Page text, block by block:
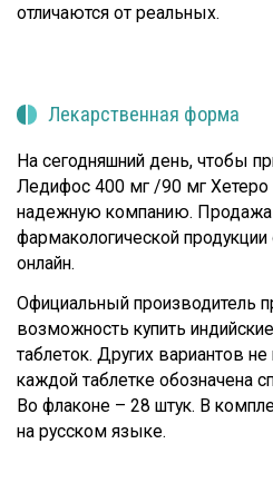
отличаются от реальных.
Лекарственная форма
На сегодняшний день, чтобы
Ледифос 400 мг /90 мг Хетеро
надежную компанию. Продажа
фармакологической
онлайн.
Официальный производитель
возможность купить
таблеток. Других вариантов
каждой таблетке обозначена
Во флаконе – 28 штук. В
на русском языке.